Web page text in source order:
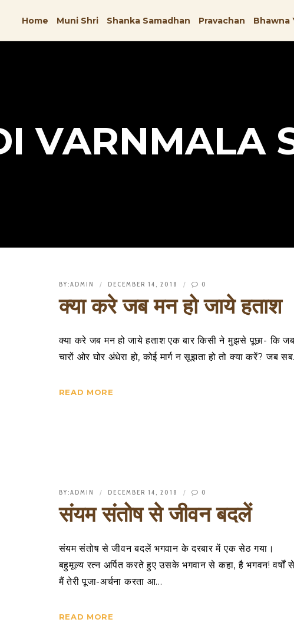
Home Muni Shri Shanka Samadhan Pravachan Bhawna
VARNMALA
BY:ADMIN DECEMBER 14, 2018 0
क्या करे जब मन हो जाये हताश
क्या करे जब मन हो जाये हताश एक बार किसी ने मुझसे पूछा- कि
चारों ओर घोर अंधेरा हो, कोई मार्ग न सूझता हो तो क्या करें? जब
READ MORE
BY:ADMIN DECEMBER 14, 2018 0
संयम संतोष से जीवन बदलें
संयम संतोष से जीवन बदलें भगवान के दरबार में एक सेठ गया।
बहुमूल्य रत्न अर्पित करते हुए उसके भगवान से कहा, है भगवन! वर्षों
मैं तेरी पूजा-अर्चना करता आ…
READ MORE